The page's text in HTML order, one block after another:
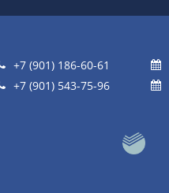
+7 (901) 186-60-61
+7 (901) 543-75-96